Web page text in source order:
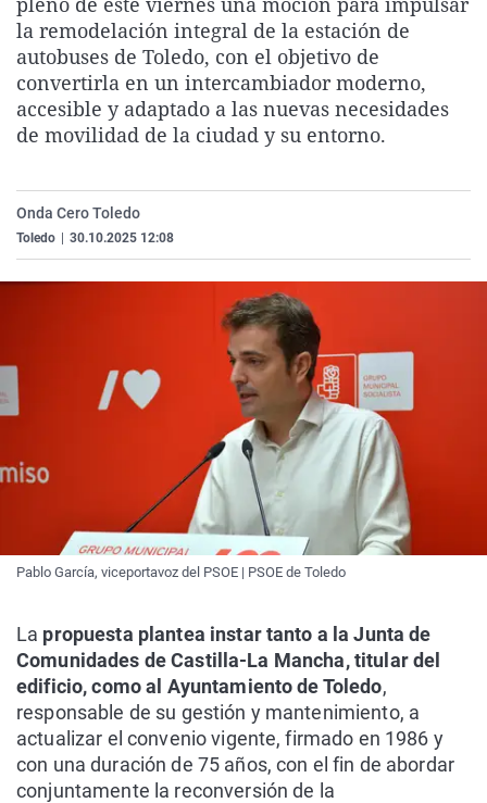
La rosa de los vientos
Gente viajera
Como el perro y el
Caso
Retornados
Equipo de
Operación Viuda
Extremadura
Galicia
La Rioja
Navarra
Virales
Televisión
Elecciones
la remodelación integral de la estación de
autobuses de Toledo, con el objetivo de
convertirla en un intercambiador moderno,
accesible y adaptado a las nuevas necesidades
de movilidad de la ciudad y su entorno.
Onda Cero Toledo
Toledo 30.10.2025 12:08
Pablo García, viceportavoz del PSOE | PSOE de Toledo
La propuesta plantea instar tanto a la Junta de
Comunidades de Castilla-La Mancha, titular del
edificio, como al Ayuntamiento de Toledo,
responsable de su gestión y mantenimiento, a
actualizar el convenio vigente, firmado en 1986 y
con una duración de 75 años, con el fin de abordar
conjuntamente la reconversión de la